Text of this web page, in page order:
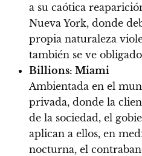
a su caótica
Nueva York, donde
propia naturaleza
también se ve
Billions: Miami
Ambientada en el
privada, donde la
de la sociedad, el
aplican a ellos, en
nocturna, el